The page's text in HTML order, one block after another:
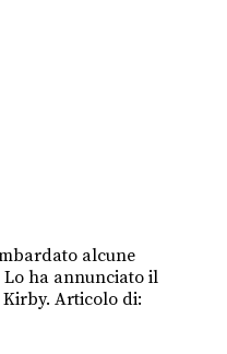
alcune
ha annunciato il
Articolo di: